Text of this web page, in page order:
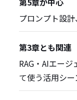
プロンプト設
第3章とも関連
RAG・AIエー
て使う活用シー